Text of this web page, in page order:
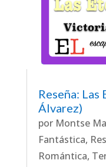
Reseña:
Álvarez)
por Montse
Fantástica,
Romántica,